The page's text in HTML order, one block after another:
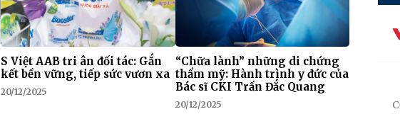
S Việt AAB tri ân đối tác: Gắn
kết bền vững, tiếp sức vươn xa
20/12/2025
“Chữa lành” những di chứng
thẩm mỹ: Hành trình y đức của
Bác sĩ CKI Trần Đắc Quang
20/12/2025